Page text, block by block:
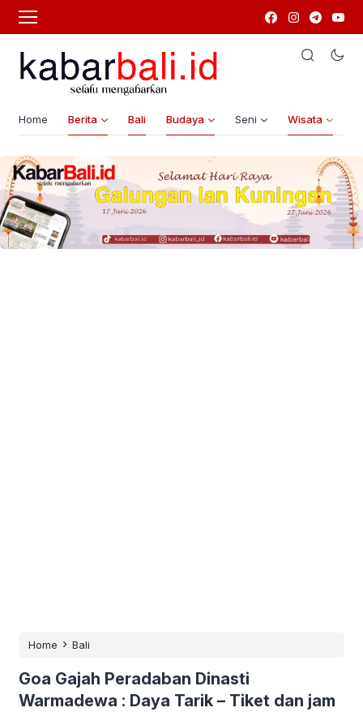
Home Berita Bali Budaya Seni Wisata
Home › Bali
Goa Gajah Peradaban Dinasti
Warmadewa : Daya Tarik – Tiket dan jam